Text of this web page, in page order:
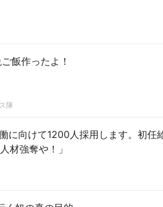
飯作ったよ！
隊
に向けて1200人採用します。初任
材強奪や！」